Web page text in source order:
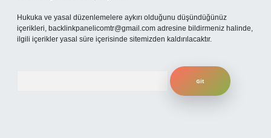
Hukuka ve yasal düzenlemelere aykırı olduğunu düşündüğünüz
içerikleri, backlinkpanelicomtr@gmail.com adresine bildirmeniz halinde,
ilgili içerikler yasal süre içerisinde sitemizden kaldırılacaktır.